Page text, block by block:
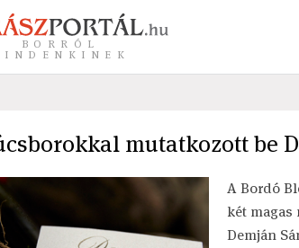
BORRÓL
mutatkozott be
A Bordó
két
Demján